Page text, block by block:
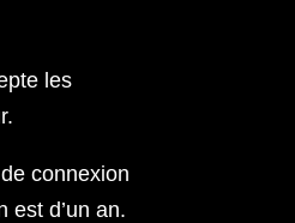
les
connexion
est d’un an.